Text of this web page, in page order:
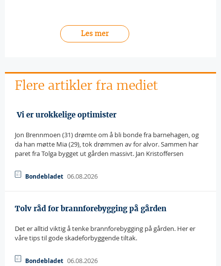
Les mer
Flere artikler fra mediet
 Vi er urokkelige optimister
Jon Brennmoen (31) drømte om å bli bonde fra barnehagen, og
da han møtte Mia (29), tok drømmen av for alvor. Sammen har
paret fra Tolga bygget ut gården massivt. Jan Kristoffersen
Bondebladet 06.08.2026
Tolv råd for brannforebygging på gården
Det er alltid viktig å tenke brannforebygging på gården. Her er
våre tips til gode skadeforbyggende tiltak.
Bondebladet 06.08.2026